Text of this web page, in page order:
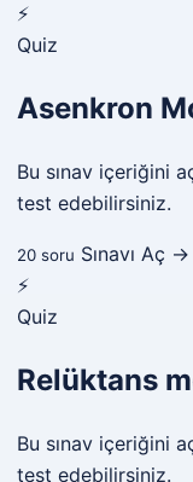
⚡
Quiz
Asenkron
Bu sınav içeriğini
test edebilirsiniz.
20 soru Sınavı Aç →
⚡
Quiz
Relüktans
Bu sınav içeriğini
test edebilirsiniz.